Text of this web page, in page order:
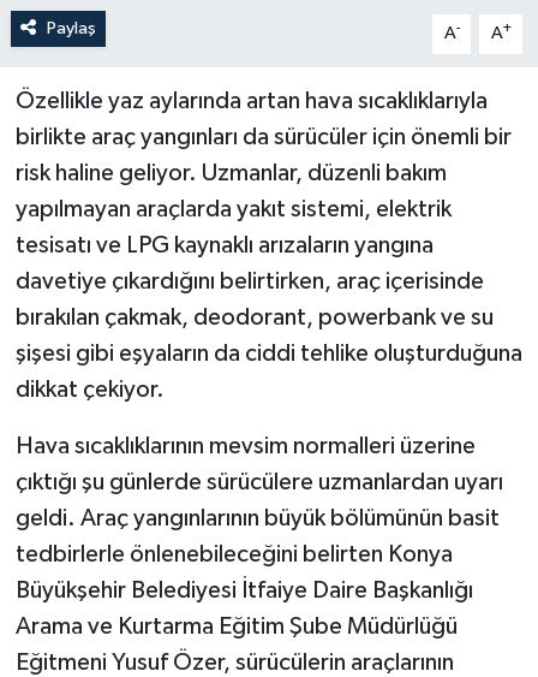
Paylaş A- A+
Özellikle yaz aylarında artan hava sıcaklıklarıyla
birlikte araç yangınları da sürücüler için önemli bir
risk haline geliyor. Uzmanlar, düzenli bakım
yapılmayan araçlarda yakıt sistemi, elektrik
tesisatı ve LPG kaynaklı arızaların yangına
davetiye çıkardığını belirtirken, araç içerisinde
bırakılan çakmak, deodorant, powerbank ve su
şişesi gibi eşyaların da ciddi tehlike oluşturduğuna
dikkat çekiyor.
Hava sıcaklıklarının mevsim normalleri üzerine
çıktığı şu günlerde sürücülere uzmanlardan uyarı
geldi. Araç yangınlarının büyük bölümünün basit
tedbirlerle önlenebileceğini belirten Konya
Büyükşehir Belediyesi İtfaiye Daire Başkanlığı
Arama ve Kurtarma Eğitim Şube Müdürlüğü
Eğitmeni Yusuf Özer, sürücülerin araçlarının